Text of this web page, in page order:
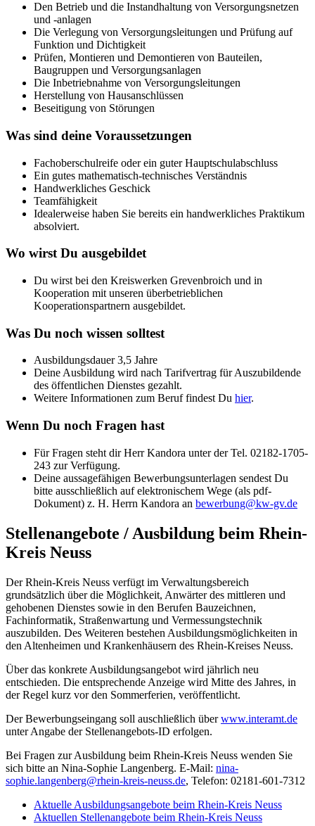
Den Betrieb und die Instandhaltung von Versorgungsnetzen
und -anlagen
Die Verlegung von Versorgungsleitungen und Prüfung auf
Funktion und Dichtigkeit
Prüfen, Montieren und Demontieren von Bauteilen,
Baugruppen und Versorgungsanlagen
Die Inbetriebnahme von Versorgungsleitungen
Herstellung von Hausanschlüssen
Beseitigung von Störungen
Was sind deine Voraussetzungen
Fachoberschulreife oder ein guter Hauptschulabschluss
Ein gutes mathematisch-technisches Verständnis
Handwerkliches Geschick
Teamfähigkeit
Idealerweise haben Sie bereits ein handwerkliches Praktikum
absolviert.
Wo wirst Du ausgebildet
Du wirst bei den Kreiswerken Grevenbroich und in
Kooperation mit unseren überbetrieblichen
Kooperationspartnern ausgebildet.
Was Du noch wissen solltest
Ausbildungsdauer 3,5 Jahre
Deine Ausbildung wird nach Tarifvertrag für Auszubildende
des öffentlichen Dienstes gezahlt.
Weitere Informationen zum Beruf findest Du hier.
Wenn Du noch Fragen hast
Für Fragen steht dir Herr Kandora unter der Tel. 02182-1705-
243 zur Verfügung.
Deine aussagefähigen Bewerbungsunterlagen sendest Du
bitte ausschließlich auf elektronischem Wege (als pdf-
Dokument) z. H. Herrn Kandora an bewerbung@kw-gv.de
Stellenangebote / Ausbildung beim Rhein-
Kreis Neuss
Der Rhein-Kreis Neuss verfügt im Verwaltungsbereich
grundsätzlich über die Möglichkeit, Anwärter des mittleren und
gehobenen Dienstes sowie in den Berufen Bauzeichnen,
Fachinformatik, Straßenwartung und Vermessungstechnik
auszubilden. Des Weiteren bestehen Ausbildungsmöglichkeiten in
den Altenheimen und Krankenhäusern des Rhein-Kreises Neuss.
Über das konkrete Ausbildungsangebot wird jährlich neu
entschieden. Die entsprechende Anzeige wird Mitte des Jahres, in
der Regel kurz vor den Sommerferien, veröffentlicht.
Der Bewerbungseingang soll auschließlich überwww.interamt.de
unter Angabe der Stellenangebots-ID erfolgen.
Bei Fragen zur Ausbildung beim Rhein-Kreis Neuss wenden Sie
sich bitte an Nina-Sophie Langenberg. E-Mail: nina-
sophie.langenberg@rhein-kreis-neuss.de, Telefon: 02181-601-7312
Aktuelle Ausbildungsangebote beim Rhein-Kreis Neuss
Aktuellen Stellenangebote beim Rhein-Kreis Neuss